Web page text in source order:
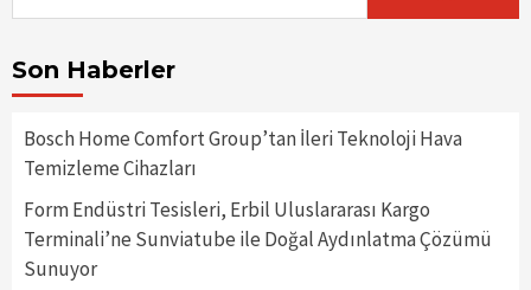
Son Haberler
Bosch Home Comfort Group’tan İleri Teknoloji Hava
Temizleme Cihazları
Form Endüstri Tesisleri, Erbil Uluslararası Kargo
Terminali’ne Sunviatube ile Doğal Aydınlatma Çözümü
Sunuyor